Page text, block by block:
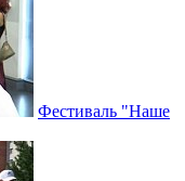
Фестиваль "Наше